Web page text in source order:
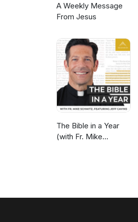
A Weekly Message
From Jesus
The Bible in a Year
(with Fr. Mike